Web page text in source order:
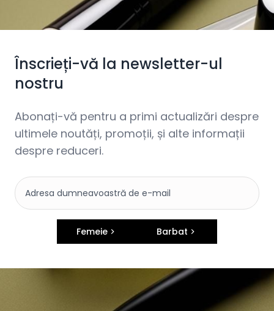
Înscrieți-vă la newsletter-ul
nostru
Abonați-vă pentru a primi actualizări despre
ultimele noutăți, promoții, și alte informații
despre reduceri.
Femeie Barbat